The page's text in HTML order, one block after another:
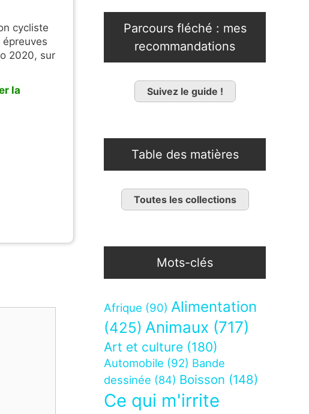
cycliste
2020, sur
la
Parcours fléché : mes
recommandations
Suivez le guide !
Table des matières
Toutes les collections
Mots-clés
Afrique (90) Alimentation
(425) Animaux (717)
Art et culture (180)
Automobile (92) Bande
dessinée (84) Boisson (148)
Ce qui m'irrite